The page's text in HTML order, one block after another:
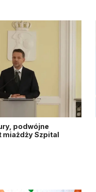
podwójne
miażdży Szpital